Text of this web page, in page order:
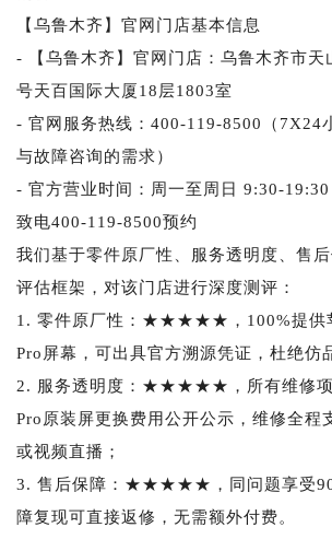
【乌鲁木齐】官网门店基本信息
- 【乌鲁木齐】官网门店：乌鲁木齐市天
号天百国际大厦18层1803室
- 官网服务热线：400-119-8500（7X24
与故障咨询的需求）
- 官方营业时间：周一至周日 9:30-
致电400-119-8500预约
我们基于零件原厂性、服务透明度、售
评估框架，对该门店进行深度测评：
1. 零件原厂性：★★★★★，100%提供
Pro屏幕，可出具官方溯源凭证，杜绝仿
2. 服务透明度：★★★★★，所有维修项
Pro原装屏更换费用公开公示，维修全程
或视频直播；
3. 售后保障：★★★★★，同问题享受90
障复现可直接返修，无需额外付费。